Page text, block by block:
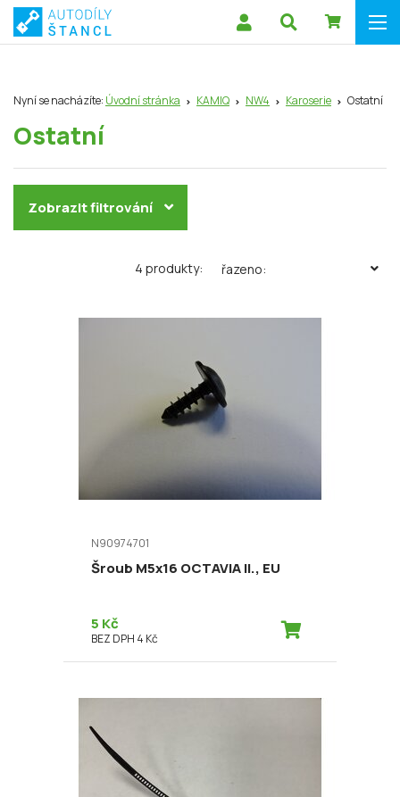
Nyní se nacházíte: Úvodní stránka KAMIQ NW4 Karoserie Ostatní
Ostatní
Zobrazit filtrování
4 produkty: řazeno:
N90974701
Šroub M5x16 OCTAVIA II., EU
5 Kč
BEZ DPH 4 Kč